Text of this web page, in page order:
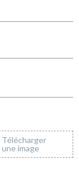
Télécharger
une image